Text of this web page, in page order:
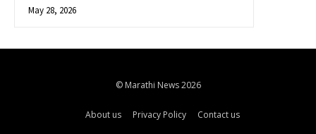
May 28, 2026
© Marathi News 2026
About us Privacy Policy Contact us